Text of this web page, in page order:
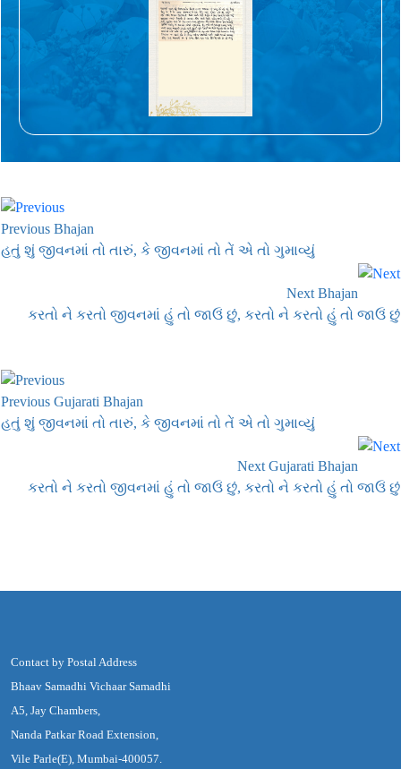
Previous Bhajan
હતું શું જીવનમાં તો તારું, કે જીવનમાં તો તેં એ તો ગુમાવ્યું
Next Bhajan
કરતો ને કરતો જીવનમાં હું તો જાઉં છું, કરતો ને કરતો હું તો જાઉં છું
Previous Gujarati Bhajan
હતું શું જીવનમાં તો તારું, કે જીવનમાં તો તેં એ તો ગુમાવ્યું
Next Gujarati Bhajan
કરતો ને કરતો જીવનમાં હું તો જાઉં છું, કરતો ને કરતો હું તો જાઉં છું
Contact by Postal Address
Bhaav Samadhi Vichaar Samadhi
A5, Jay Chambers,
Nanda Patkar Road Extension,
Vile Parle(E), Mumbai-400057.